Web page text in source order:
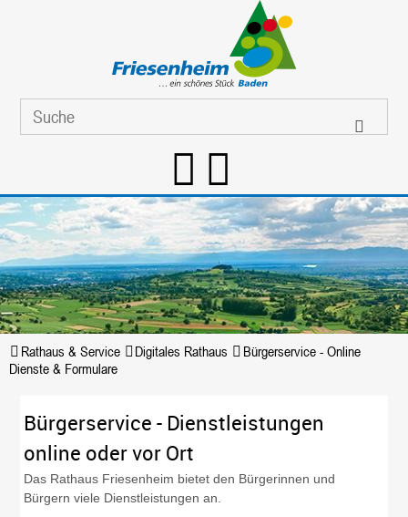
Rathaus & Service Digitales Rathaus
Bürgerservice - Online
Dienste & Formulare
Bürgerservice - Dienstleistungen
online oder vor Ort
Das Rathaus Friesenheim bietet den Bürgerinnen und
Bürgern viele Dienstleistungen an.